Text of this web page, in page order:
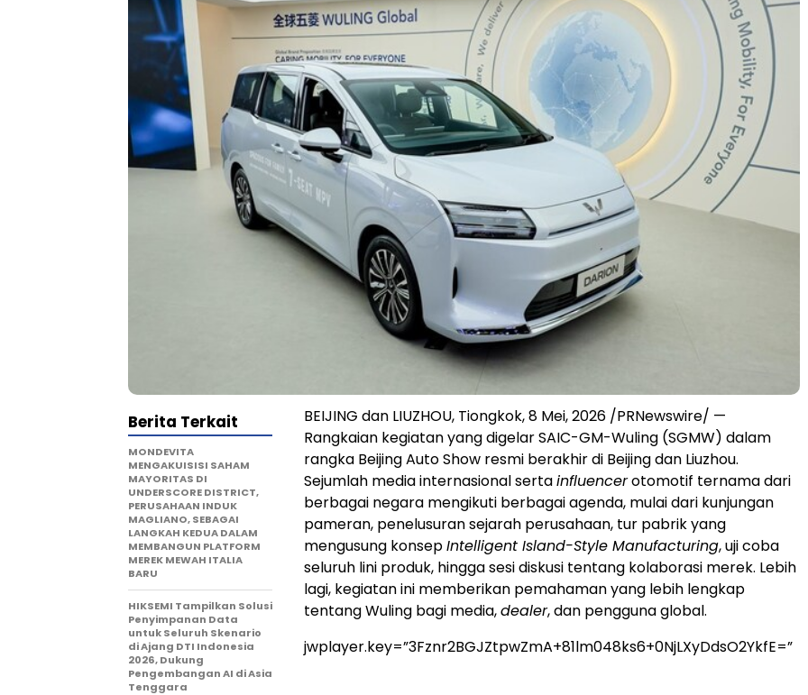
BEIJING dan LIUZHOU, Tiongkok,8 Mei, 2026 /PRNewswire/ —
Rangkaian kegiatan yang digelar SAIC-GM-Wuling (SGMW) dalam
rangka Beijing Auto Show resmi berakhir di Beijing dan Liuzhou.
Sejumlah media internasional sertainfluencerotomotif ternama dari
berbagai negara mengikuti berbagai agenda, mulai dari kunjungan
pameran, penelusuran sejarah perusahaan, tur pabrik yang
mengusung konsepIntelligent Island-Style Manufacturing, uji coba
seluruh lini produk, hingga sesi diskusi tentang kolaborasi merek. Lebih
lagi, kegiatan ini memberikan pemahaman yang lebih lengkap
tentang Wuling bagi media,dealer, dan pengguna global.
jwplayer.key=”3Fznr2BGJZtpwZmA+81lm048ks6+0NjLXyDdsO2YkfE=”
Berita Terkait
MONDEVITA
MENGAKUISISI SAHAM
MAYORITAS DI
UNDERSCORE DISTRICT,
PERUSAHAAN INDUK
MAGLIANO, SEBAGAI
LANGKAH KEDUA DALAM
MEMBANGUN PLATFORM
MEREK MEWAH ITALIA
BARU
HIKSEMI Tampilkan Solusi
Penyimpanan Data
untuk Seluruh Skenario
di Ajang DTI Indonesia
2026, Dukung
Pengembangan AI di Asia
Tenggara